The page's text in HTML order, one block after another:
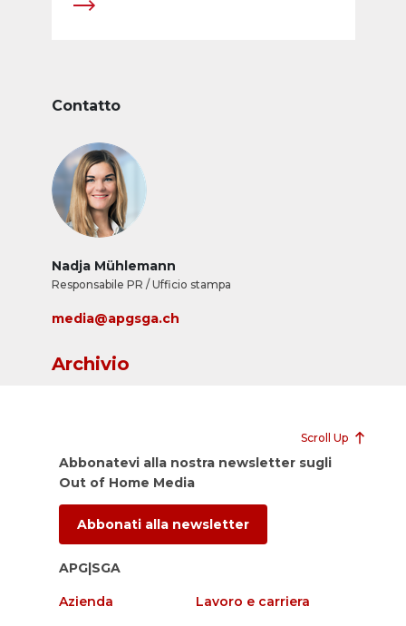
Contatto
Nadja Mühlemann
Responsabile PR / Ufficio stampa
media@apgsga.ch
Archivio
Scroll Up
Abbonatevi alla nostra newsletter sugli
Out of Home Media
Abbonati alla newsletter
APG|SGA
Azienda
Lavoro e carriera